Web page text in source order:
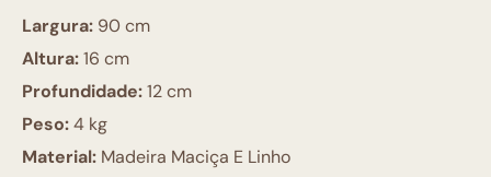
Largura: 90 cm
Altura:16 cm
Profundidade:12 cm
Peso:4 kg
Material: Madeira Maciça E Linho